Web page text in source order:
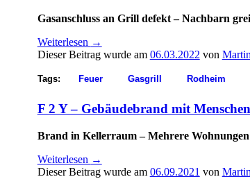
Gasanschluss an Grill defekt – Nachbarn
Weiterlesen →
Dieser Beitrag wurde am 06.03.2022von
Tags: Feuer Gasgrill Rodheim
F 2 Y – Gebäudebrand mit
Brand in Kellerraum – Mehrere
Weiterlesen →
Dieser Beitrag wurde am 06.09.2021 von